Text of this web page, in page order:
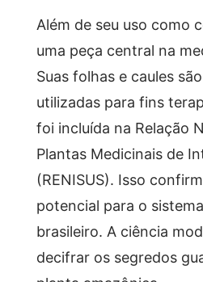
Além de seu uso como
uma peça central na
Suas folhas e caules
utilizadas para fins
foi incluída na Relação
Plantas Medicinais de
(RENISUS). Isso
potencial para o
brasileiro. A ciência
decifrar os segredos